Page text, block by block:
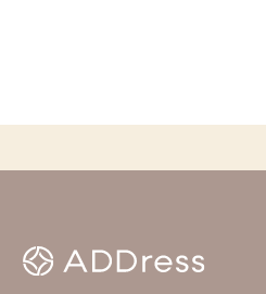
mapに落とし込んだADDressの家
UzwhGmqPfllWRsw-